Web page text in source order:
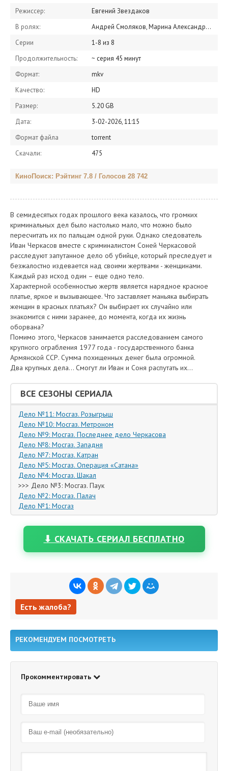
Режиссер:
Евгений Звездаков
В ролях:
Андрей Смоляков, Марина Александрова, Юрий Чурсин, Константин Демидов, Владимир Вольнов, Леся Кудряшова, Вячеслав Митягин, Ярослава Базаева, Александра Ревенко, Владимир Юматов
Серии
1-8 из 8
Продолжительность:
~ серия 45 минут
Формат:
mkv
Качество:
HD
Размер:
5.20 GB
Дата:
3-02-2026, 11:15
Формат файла
torrent
Скачали:
475
КиноПоиск: Рэйтинг 7.8 / Голосов 28 742
В семидесятых годах прошлого века казалось, что громких
криминальных дел было настолько мало, что можно было
пересчитать их по пальцам одной руки. Однако следователь
Иван Черкасов вместе с криминалистом Соней Черкасовой
расследуют запутанное дело об убийце, который преследует и
безжалостно издевается над своими жертвами - женщинами.
Каждый раз исход один – еще одно тело.
Характерной особенностью жертв является нарядное красное
платье, яркое и вызывающее. Что заставляет маньяка выбирать
женщин в красных платьях? Он выбирает их случайно или
знакомится с ними заранее, до момента, когда их жизнь
оборвана?
Помимо этого, Черкасов занимается расследованием самого
крупного ограбления 1977 года - государственного банка
Армянской ССР. Сумма похищенных денег была огромной.
Два крупных дела... Смогут ли Иван и Соня распутать их...
ВСЕ СЕЗОНЫ СЕРИАЛА
Дело №11: Мосгаз. Розыгрыш
Дело №10: Мосгаз. Метроном
Дело №9: Мосгаз. Последнее дело Черкасова
Дело №8: Мосгаз. Западня
Дело №7: Мосгаз. Катран
Дело №5: Мосгаз. Операция «Сатана»
Дело №4: Мосгаз. Шакал
>>> Дело №3: Мосгаз. Паук
Дело №2: Мосгаз. Палач
Дело №1: Мосгаз
⬇ СКАЧАТЬ СЕРИАЛ БЕСПЛАТНО
Есть жалоба?
РЕКОМЕНДУЕМ ПОСМОТРЕТЬ
Прокомментировать